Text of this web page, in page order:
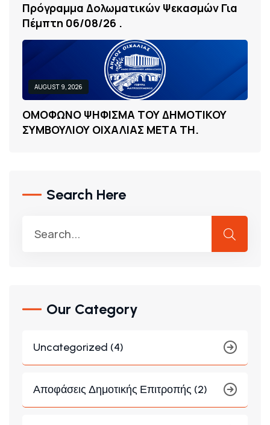
ΠΡΌΓΡΑΜΜΑ ΔΟΛΩΜΑΤΙΚΏΝ ΨΕΚΑΣΜΏΝ ΓΙΑ
ΠΈΜΠΤΗ 06/08/26 .
AUGUST 9, 2026
ΟΜΟΦΩΝΟ ΨΗΦΙΣΜΑ ΤΟΥΔΗΜΟΤΙΚΟΥ
ΣΥΜΒΟΥΛΙΟΥ ΟΙΧΑΛΙΑΣ ΜΕΤΑ ΤΗ.
Search Here
Our Category
Uncategorized (4)
Αποφάσεις Δημοτικής Επιτροπής (2)